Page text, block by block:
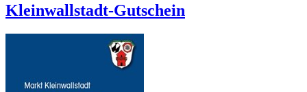
Kleinwallstadt-Gutschein